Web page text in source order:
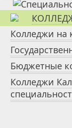
Колледжи на
Бюджетные
Колледжи